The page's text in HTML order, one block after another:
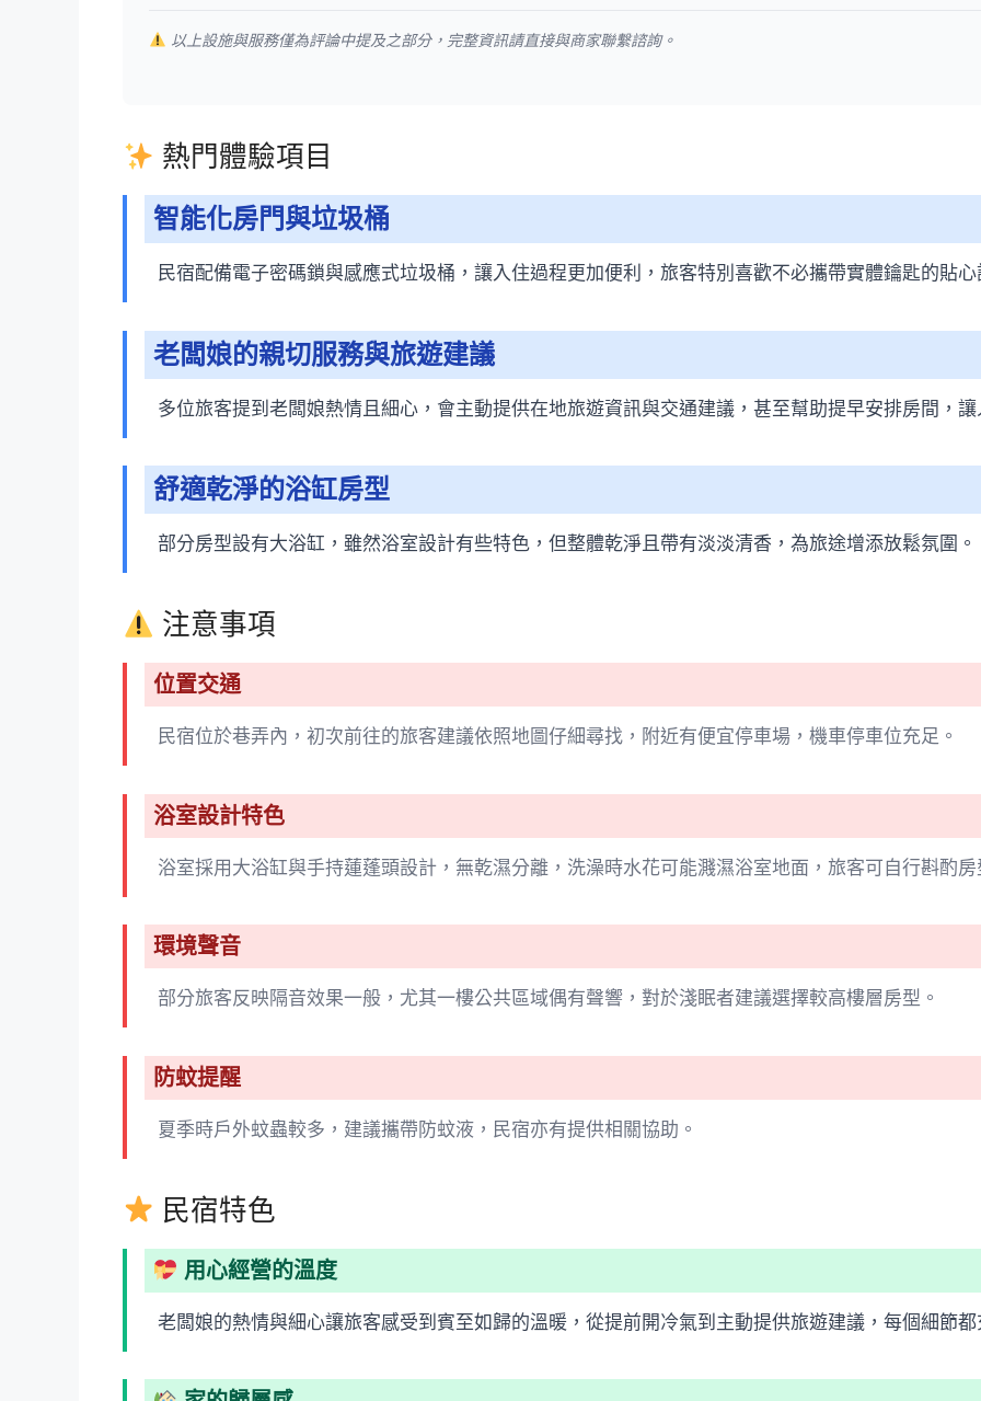
以上設施與服務僅為評論中提及之部分，完整資訊請直接與商家聯繫諮詢。
熱門體驗項目
智能化房門與垃圾桶
民宿配備電子密碼鎖與感應式垃圾桶，讓入住過程更加便利，旅客特別喜歡不必攜帶實體鑰匙的貼
老闆娘的親切服務與旅遊建議
多位旅客提到老闆娘熱情且細心，會主動提供在地旅遊資訊與交通建議，甚至幫助提早安排房間，
舒適乾淨的浴缸房型
部分房型設有大浴缸，雖然浴室設計有些特色，但整體乾淨且帶有淡淡清香，為旅途增添放鬆氛圍。
注意事項
位置交通
民宿位於巷弄內，初次前往的旅客建議依照地圖仔細尋找，附近有便宜停車場，機車停車位充足。
浴室設計特色
浴室採用大浴缸與手持蓮蓬頭設計，無乾濕分離，洗澡時水花可能濺濕浴室地面，旅客可自行斟酌
環境聲音
部分旅客反映隔音效果一般，尤其一樓公共區域偶有聲響，對於淺眠者建議選擇較高樓層房型。
防蚊提醒
夏季時戶外蚊蟲較多，建議攜帶防蚊液，民宿亦有提供相關協助。
民宿特色
用心經營的溫度
老闆娘的熱情與細心讓旅客感受到賓至如歸的溫暖，從提前開冷氣到主動提供旅遊建議，每個細節